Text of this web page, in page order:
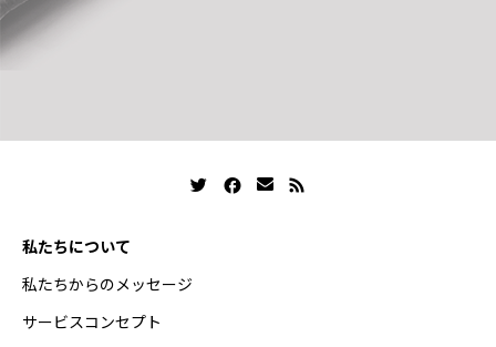
私たちについて
私たちからのメッセージ
サービスコンセプト